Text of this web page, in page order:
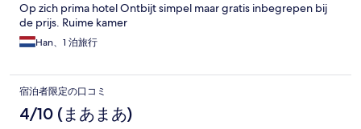
Op zich prima hotel Ontbijt simpel maar gratis inbegrepen bij
de prijs. Ruime kamer
Han、1 泊旅行
宿泊者限定の口コミ
4/10 (まあまあ)